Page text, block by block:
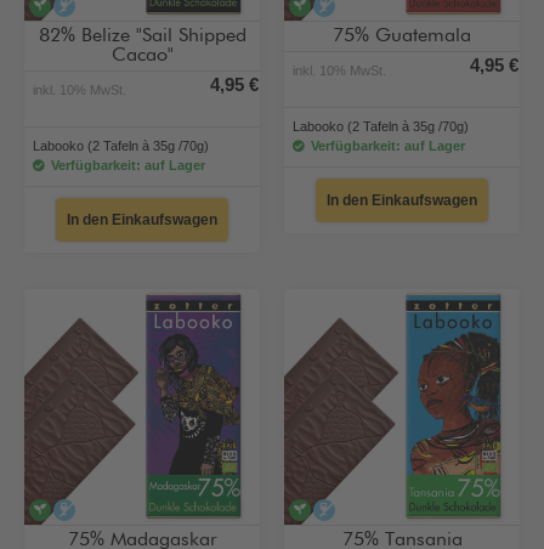
veganalkoholfrei
82% Belize "Sail Shipped
Cacao"
inkl. 10% MwSt. 4,95 €
Labooko (2 Tafeln à 35g /70g)
Verfügbarkeit: auf Lager
In den Einkaufswagen
veganalkoholfrei
75% Guatemala
inkl. 10% MwSt. 4,95 €
Labooko (2 Tafeln à 35g /70g)
Verfügbarkeit: auf Lager
In den Einkaufswagen
veganalkoholfrei
75% Madagaskar
veganalkoholfrei
75% Tansania